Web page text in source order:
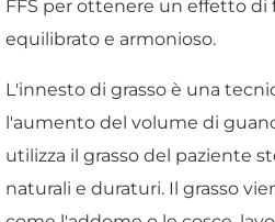
FFS per ottenere un effetto di
equilibrato e armonioso.
L'innesto di grasso è una
l'aumento del volume di
utilizza il grasso del paziente
naturali e duraturi. Il grasso